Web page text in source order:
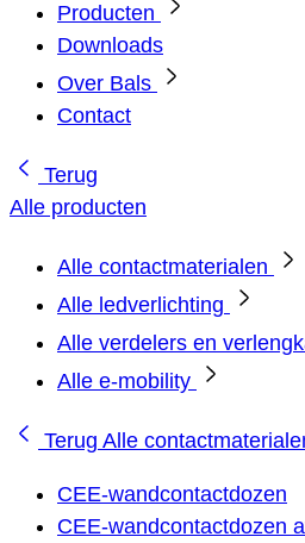
Producten
Downloads
Over Bals
Contact
Terug
Alle producten
Alle contactmaterialen
Alle ledverlichting
Alle verdelers en
Alle e-mobility
Terug Alle
CEE-wandcontactdozen
CEE-wandcontactdozen